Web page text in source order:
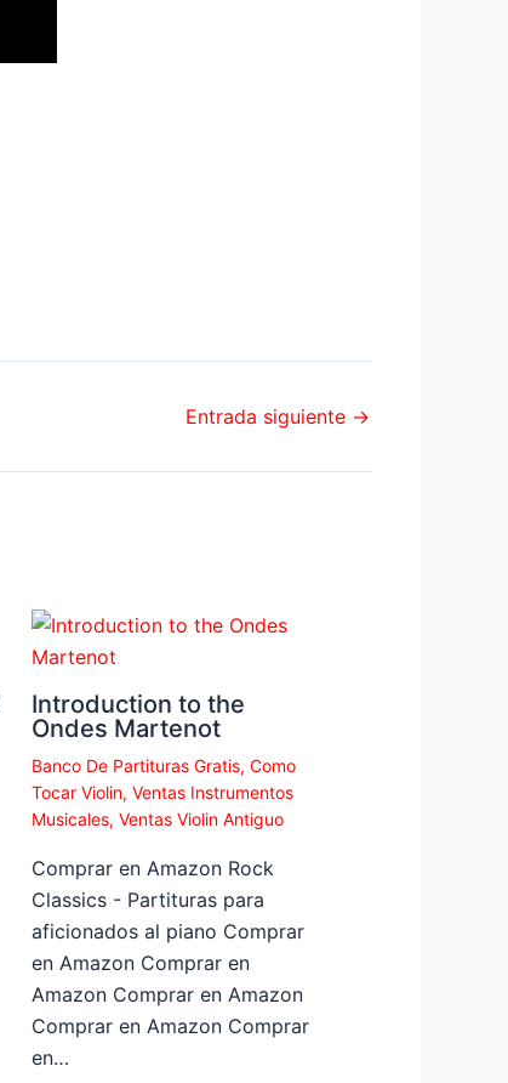
Entrada siguiente →
Introduction to the
Ondes Martenot
Banco De Partituras Gratis, Como
Tocar Violin, Ventas Instrumentos
Musicales, Ventas Violin Antiguo
Comprar en Amazon Rock
Classics - Partituras para
aficionados al piano Comprar
en Amazon Comprar en
Amazon Comprar en Amazon
Comprar en Amazon Comprar
en…